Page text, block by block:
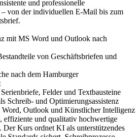
und professionelle
– von der individuellen E‑Mail bis zum
mit MS Word und Outlook nach
von Geschäftsbriefen und
nach dem Hamburger
Felder und Textbausteine
Schreib‑ und Optimierungsassistenz
Outlook und Künstlicher Intelligenz
effiziente und qualitativ hochwertige
Der Kurs ordnet KI als unterstützendes